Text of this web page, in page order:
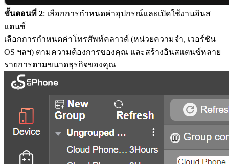
ขั้นตอนที่ 2: เลือกการกำหนดค่าอุปกรณ์และเปิดใช้งานอินส
แตนซ์
เลือกการกำหนดค่าโทรศัพท์คลาวด์ (หน่วยความจำ, เวอร์ชัน
OS ฯลฯ) ตามความต้องการของคุณ และสร้างอินสแตนซ์หลาย
รายการตามขนาดธุรกิจของคุณ